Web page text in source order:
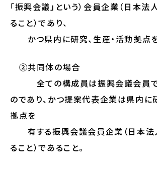
「振興会議」という）会員企業（日本法
ること）であり、
かつ県内に研究、生産・活動拠点を
②共同体の場合
全ての構成員は振興会議会員で
のであり、かつ提案代表企業は県内に
拠点を
有する振興会議会員企業（日本法
ること）であること。